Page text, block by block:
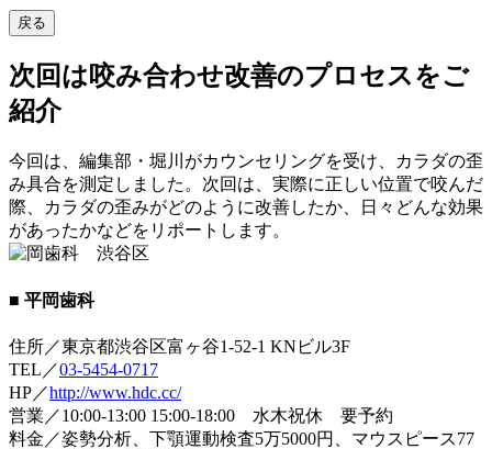
戻る
次回は咬み合わせ改善のプロセスをご
紹介
今回は、編集部・堀川がカウンセリングを受け、カラダの歪
み具合を測定しました。次回は、実際に正しい位置で咬んだ
際、カラダの歪みがどのように改善したか、日々どんな効果
があったかなどをリポートします。
■ 平岡歯科
住所／東京都渋谷区富ヶ谷1-52-1 KNビル3F
TEL／03-5454-0717
HP／http://www.hdc.cc/
営業／10:00-13:00 15:00-18:00 水木祝休 要予約
料金／姿勢分析、下顎運動検査5万5000円、マウスピース77